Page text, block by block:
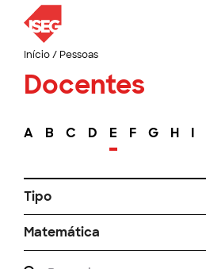
Início/ Pessoas
Docentes
A B C D E F G H I
Tipo
Matemática